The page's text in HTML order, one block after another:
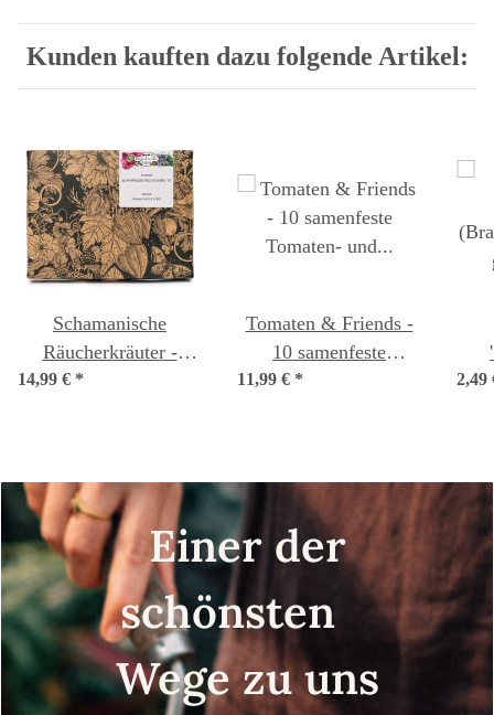
Kunden kauften dazu folgende Artikel:
Schamanische
Räucherkräuter -
Samen-Geschenkset
14,99 € *
Tomaten & Friends -
10 samenfeste
Tomaten- und
11,99 € * 2,49
Einer der
schönsten
Wege zu uns